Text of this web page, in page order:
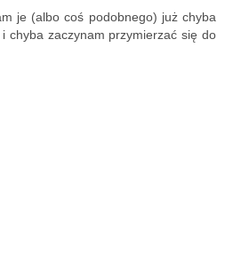
je (albo coś podobnego) już chyba
chyba zaczynam przymierzać się do